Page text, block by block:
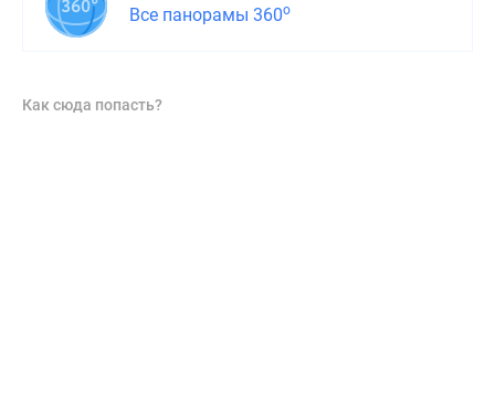
Все панорамы 360о
Как сюда попасть?